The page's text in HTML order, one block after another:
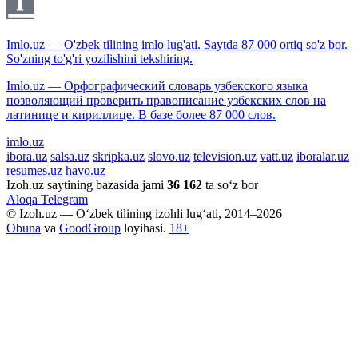
Imlo.uz — O'zbek tilining imlo lug'ati. Saytda 87 000 ortiq so'z bor.
So'zning to'g'ri yozilishini tekshiring.
Imlo.uz — Орфографический словарь узбекского языка
позволяющий проверить правописание узбекских слов на
латинице и кириллице. В базе более 87 000 слов.
imlo.uz
ibora.uz salsa.uz skripka.uz slovo.uz television.uz vatt.uz iboralar.uz
resumes.uz havo.uz
Izoh.uz saytining bazasida jami 36 162 ta so‘z bor
Aloqa Telegram
© Izoh.uz — O‘zbek tilining izohli lug‘ati, 2014–2026
Obuna va GoodGroup loyihasi. 18+